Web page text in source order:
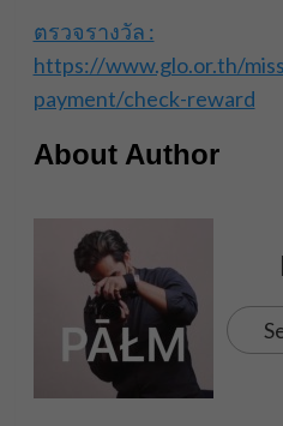
ตรวจรางวัล :
https://www.glo.or.th/
payment/check-reward
About Author